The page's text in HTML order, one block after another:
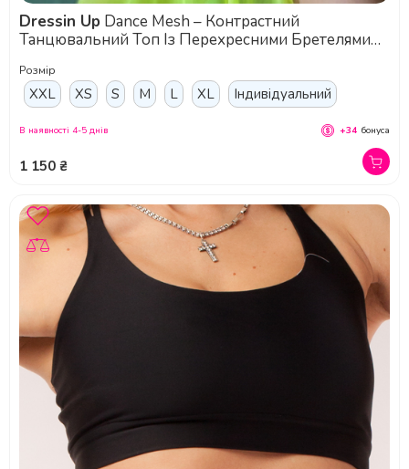
Dressin Up
Танцювальний Топ Із Перехресними Бретелями
Розмір
XXL XS S M L XL Індивідуальний
1 150 ₴
В наявності 4-5 днів +34 бонуса